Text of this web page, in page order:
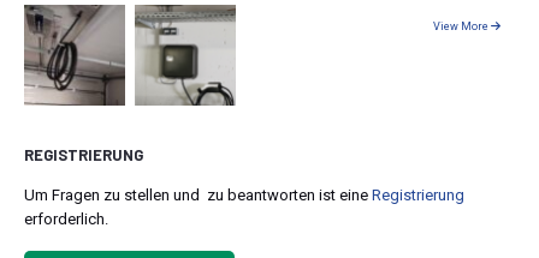
View More
REGISTRIERUNG
Um Fragen zu stellen und zu beantworten ist eine Registrierung
erforderlich.